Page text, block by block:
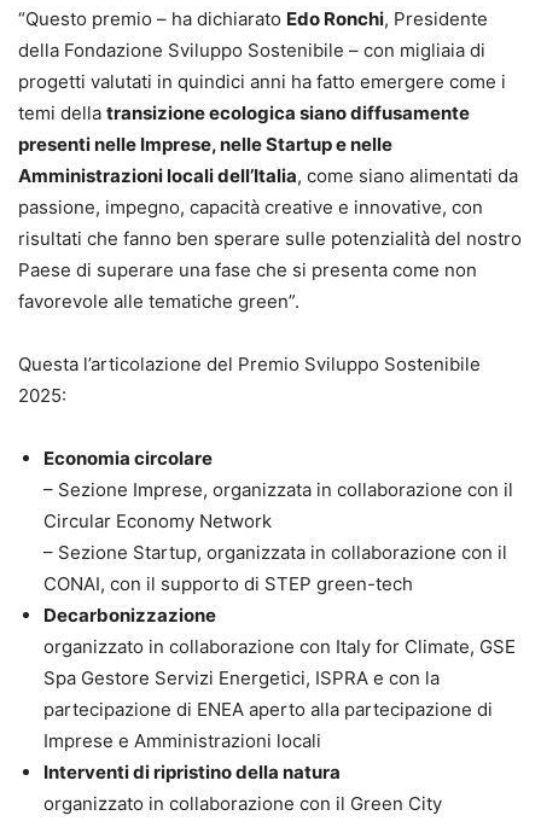
“Questo premio – ha dichiarato Edo Ronchi, Presidente
della Fondazione Sviluppo Sostenibile – con migliaia di
progetti valutati in quindici anni ha fatto emergere come i
temi della transizione ecologica siano diffusamente
presenti nelle Imprese, nelle Startup e nelle
Amministrazioni locali dell’Italia, come siano alimentati da
passione, impegno, capacità creative e innovative, con
risultati che fanno ben sperare sulle potenzialità del nostro
Paese di superare una fase che si presenta come non
favorevole alle tematiche green”.
Questa l’articolazione del Premio Sviluppo Sostenibile
2025:
Economia circolare
– Sezione Imprese, organizzata in collaborazione con il
Circular Economy Network
– Sezione Startup, organizzata in collaborazione con il
CONAI, con il supporto di STEP green-tech
Decarbonizzazione
organizzato in collaborazione con Italy for Climate, GSE
Spa Gestore Servizi Energetici, ISPRA e con la
partecipazione di ENEA aperto alla partecipazione di
Imprese e Amministrazioni locali
Interventi di ripristino della natura
organizzato in collaborazione con il Green City